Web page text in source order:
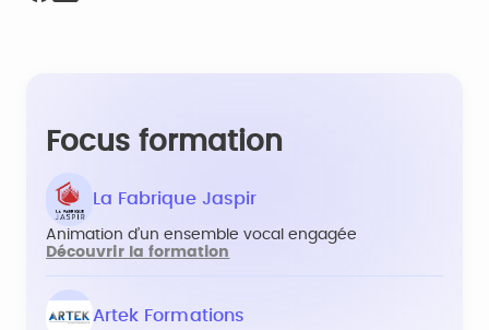
Focus formation
La Fabrique Jaspir
Animation d’un ensemble vocal engagée
Découvrir la formation
Artek Formations